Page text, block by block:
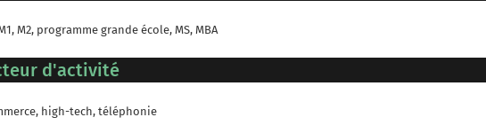
M2, programme grande école, MS, MBA
d'activité
high-tech, téléphonie